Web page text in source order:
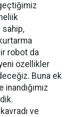
sahip,
robot da
özellikler
Buna ek
ve